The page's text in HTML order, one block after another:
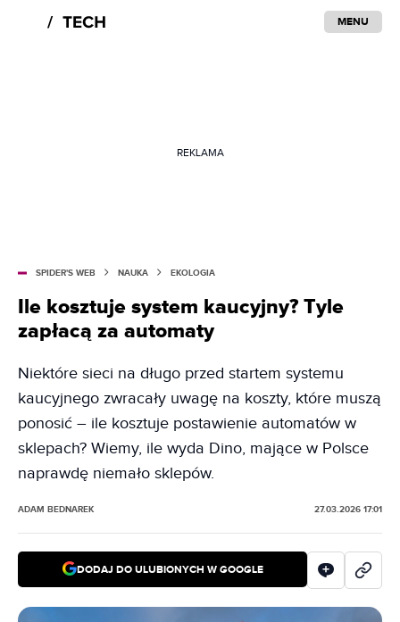
MENU
REKLAMA
SPIDER'S WEB NAUKA EKOLOGIA
Ile kosztuje system kaucyjny? Tyle
zapłacą za automaty
Niektóre sieci na długo przed startem systemu
kaucyjnego zwracały uwagę na koszty, które muszą
ponosić – ile kosztuje postawienie automatów w
sklepach? Wiemy, ile wyda Dino, mające w Polsce
naprawdę niemało sklepów.
ADAM BEDNAREK 27.03.2026 17:01
DODAJ DO ULUBIONYCH W GOOGLE